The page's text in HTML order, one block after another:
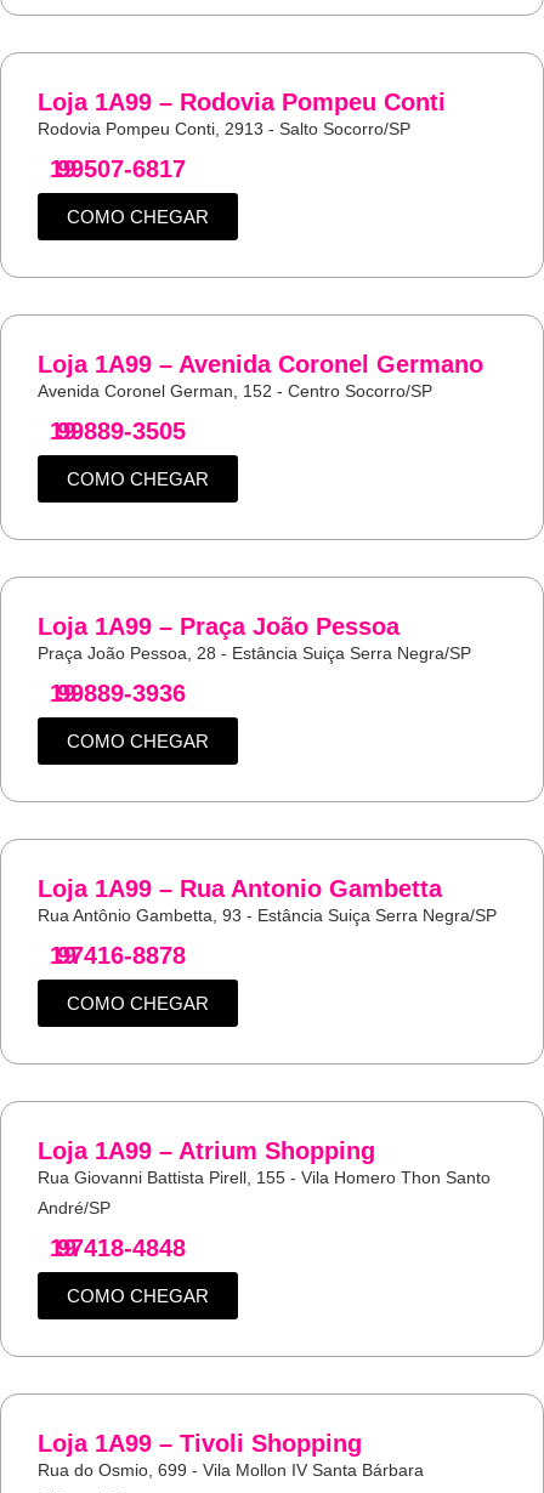
Loja 1A99 – Rodovia Pompeu Conti
Rodovia Pompeu Conti, 2913 - Salto Socorro/SP
19
99507-6817
COMO CHEGAR
Loja 1A99 – Avenida Coronel Germano
Avenida Coronel German, 152 - Centro Socorro/SP
19
99889-3505
COMO CHEGAR
Loja 1A99 – Praça João Pessoa
Praça João Pessoa, 28 - Estância Suiça Serra Negra/SP
19
99889-3936
COMO CHEGAR
Loja 1A99 – Rua Antonio Gambetta
Rua Antônio Gambetta, 93 - Estância Suiça Serra Negra/SP
19
97416-8878
COMO CHEGAR
Loja 1A99 – Atrium Shopping
Rua Giovanni Battista Pirell, 155 - Vila Homero Thon Santo
André/SP
19
97418-4848
COMO CHEGAR
Loja 1A99 – Tivoli Shopping
Rua do Osmio, 699 - Vila Mollon IV Santa Bárbara